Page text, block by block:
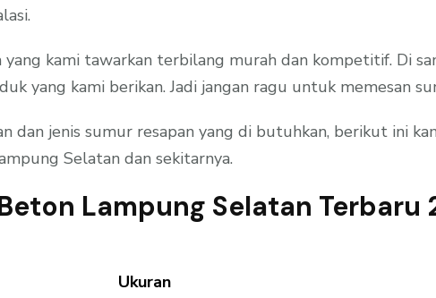
kami tawarkan terbilang murah dan kompetitif. Di
yang kami berikan. Jadi jangan ragu untuk memesan
dan jenis sumur resapan yang di butuhkan, berikut ini
Selatan dan sekitarnya.
Lampung Selatan Terbaru
Ukuran